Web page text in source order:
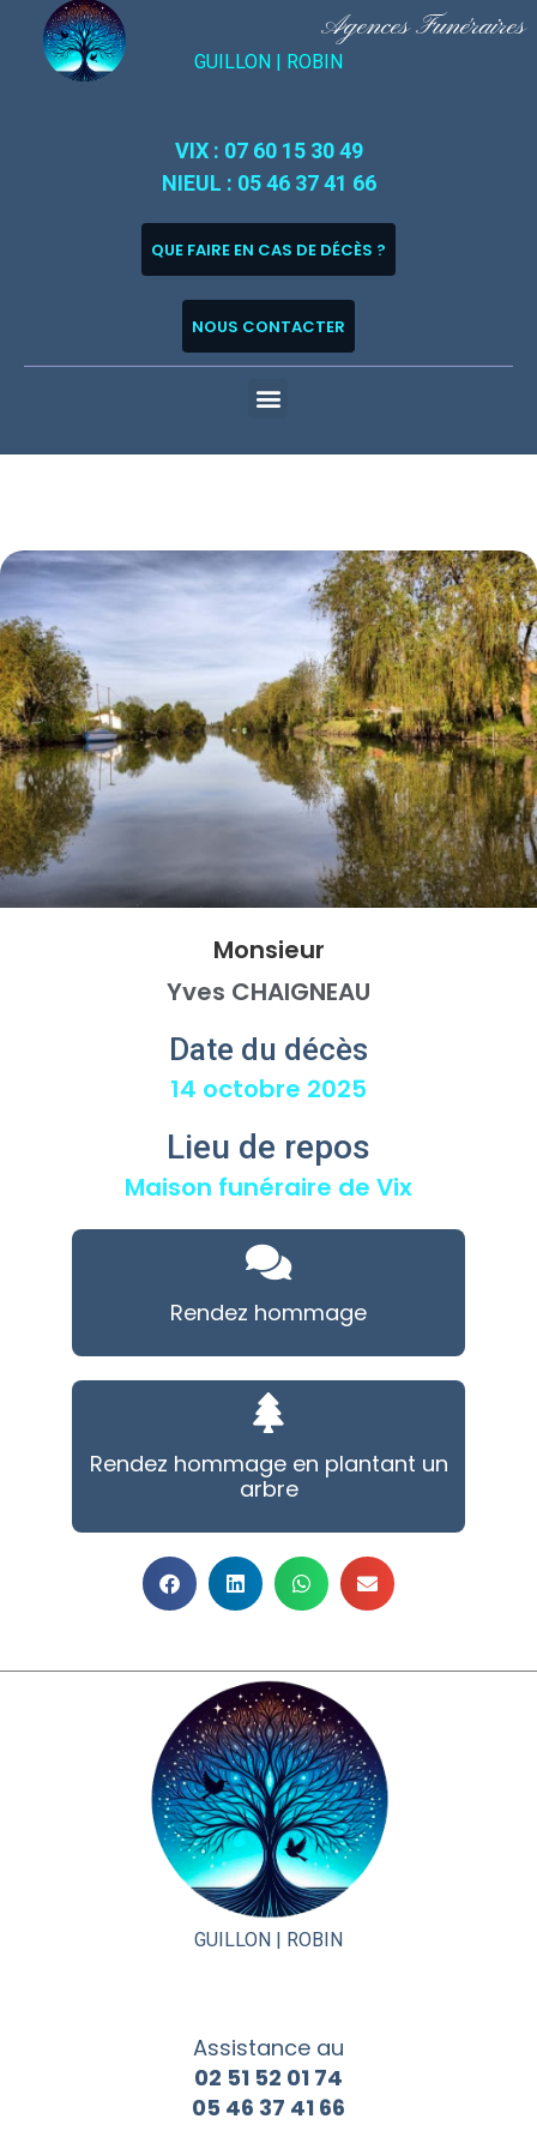
Agences Funéraires
GUILLON | ROBIN
VIX : 07 60 15 30 49
NIEUL : 05 46 37 41 66
QUE FAIRE EN CAS DE DÉCÈS ?
NOUS CONTACTER
Monsieur
Yves CHAIGNEAU
Date du décès
14 octobre 2025
Lieu de repos
Maison funéraire de Vix
Rendez hommage
Rendez hommage en plantant un
arbre
GUILLON | ROBIN
Assistance au
02 51 52 01 74
05 46 37 41 66